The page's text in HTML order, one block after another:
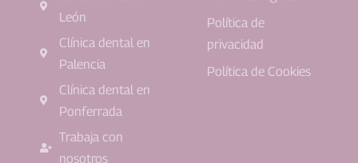
León
Clínica dental en
Palencia
Clínica dental en
Ponferrada
Trabaja con
nosotros
Política de
privacidad
Política de Cookies